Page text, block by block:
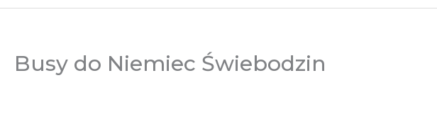
Busy do Niemiec Świebodzin